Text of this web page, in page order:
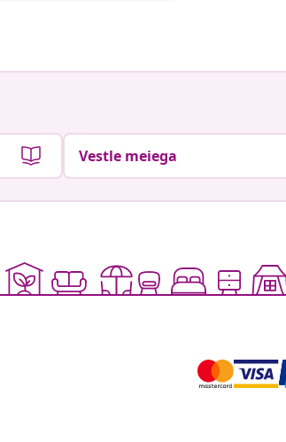
Vestle meiega